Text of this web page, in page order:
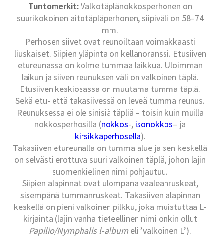
Tuntomerkit:Valkotäplänokkosperhonen on
suurikokoinen aitotäpläperhonen, siipiväli on 58–74
mm.
Perhosen siivet ovat reunoiltaan voimakkaasti
liuskaiset. Siipien yläpinta on kellanoranssi. Etusiiven
etureunassa on kolme tummaa laikkua. Uloimman
laikun ja siiven reunuksen väli on valkoinen täplä.
Etusiiven keskiosassa on muutama tumma täplä.
Sekä etu- että takasiivessä on leveä tumma reunus.
Reunuksessa ei ole sinisiä täpliä – toisin kuin muilla
nokkosperhosilla (nokkos-, isonokkos– ja
kirsikkaperhosella).
Takasiiven etureunalla on tumma alue ja sen keskellä
on selvästi erottuva suuri valkoinen täplä, johon lajin
suomenkielinen nimi pohjautuu.
Siipien alapinnat ovat ulompana vaaleanruskeat,
sisempänä tummanruskeat. Takasiiven alapinnan
keskellä on pieni valkoinen pilkku, joka muistuttaa L-
kirjainta (lajin vanha tieteellinen nimi onkin ollut
Papilio/Nymphalis l-album eli ’valkoinen L’).